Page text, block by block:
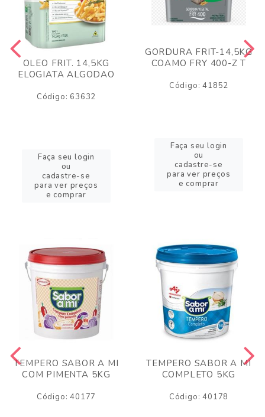
OLEO FRIT. 14,5KG
ELOGIATA ALGODAO
Código: 63632
Faça seu login
ou
cadastre-se
para ver preços
e comprar
GORDURA FRIT-14,5KG
COAMO FRY 400-Z T
Código: 41852
Faça seu login
ou
cadastre-se
para ver preços
e comprar
TEMPERO SABOR A MI
COM PIMENTA 5KG
Código: 40177
TEMPERO SABOR A MI
COMPLETO 5KG
Código: 40178